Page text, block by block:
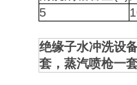
5
绝缘子水冲洗设
套，蒸汽喷枪一